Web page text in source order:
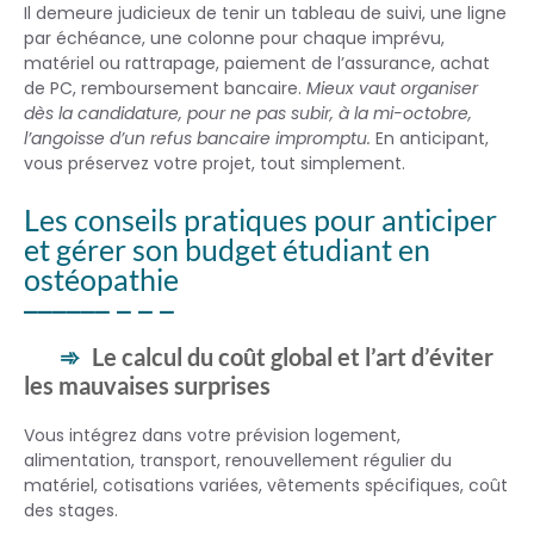
Il demeure judicieux de tenir un tableau de suivi, une ligne
par échéance, une colonne pour chaque imprévu,
matériel ou rattrapage, paiement de l’assurance, achat
de PC, remboursement bancaire. Mieux vaut organiser
dès la candidature, pour ne pas subir, à la mi-octobre,
l’angoisse d’un refus bancaire impromptu. En anticipant,
vous préservez votre projet, tout simplement.
Les conseils pratiques pour anticiper
et gérer son budget étudiant en
ostéopathie
Le calcul du coût global et l’art d’éviter
les mauvaises surprises
Vous intégrez dans votre prévision logement,
alimentation, transport, renouvellement régulier du
matériel, cotisations variées, vêtements spécifiques, coût
des stages.